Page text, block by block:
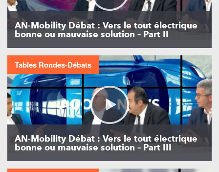
AN-Mobility Débat : Vers le tout électrique
bonne ou mauvaise solution – Part II
Tables Rondes-Débats
AN-Mobility Débat : Vers le tout électrique
bonne ou mauvaise solution – Part III